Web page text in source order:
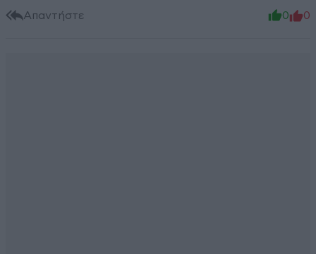
Απαντήστε 0 0